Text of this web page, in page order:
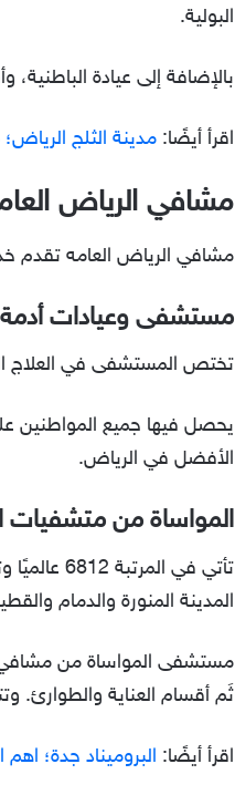
البولية.
بالإضافة إلى عيادة
اقرأ أيضًا: مدينة الثلج
مشافي الرياض
مشافي الرياض العامه تقدم
مستشفى وعيادات أدمة
تختص المستشفى في العلاج التجميلي والجلدي، وتصنف
يحصل فيها جميع المواطنين
الأفضل في الرياض.
المواساة من متشفيات
تأتي في
المدينة المنورة والدمام
مستشفى المواساة من مشافي
ثَم أقسام العناية والطوارئ.
اقرأ أيضًا: البروميناد جدة؛